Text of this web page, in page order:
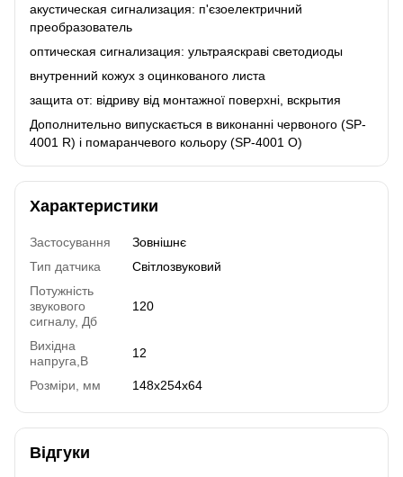
акустическая сигнализация: п'єзоелектричний
преобразователь
оптическая сигнализация: ультраяскраві светодиоды
внутренний кожух з оцинкованого листа
защита от: відриву від монтажної поверхні, вскрытия
Дополнительно випускається в виконанні червоного (SP-
4001 R) і помаранчевого кольору (SP-4001 O)
Характеристики
Застосування
Зовнішнє
Тип датчика
Світлозвуковий
Потужність
звукового
сигналу, Дб
120
Вихідна
напруга,В
12
Розміри, мм 148х254х64
Відгуки